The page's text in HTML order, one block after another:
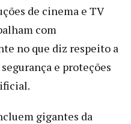
de cinema e TV
com
no que diz respeito a
e proteções
gigantes da